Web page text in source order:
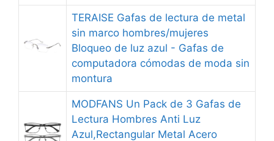
TERAISE Gafas de lectura de metal
sin marco hombres/mujeres
Bloqueo de luz azul - Gafas de
computadora cómodas de moda sin
montura
MODFANS Un Pack de 3 Gafas de
Lectura Hombres Anti Luz
Azul,Rectangular Metal Acero